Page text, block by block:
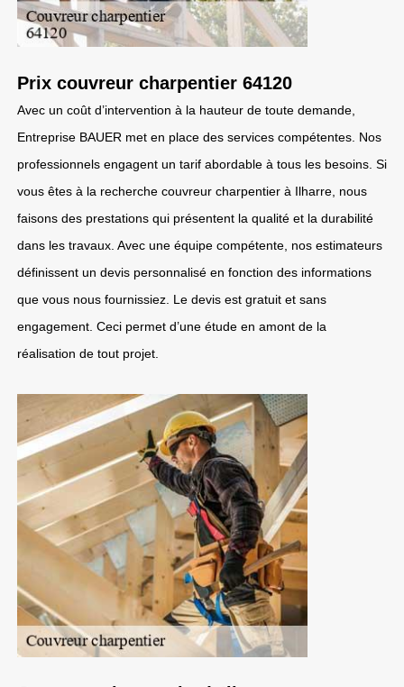
Prix couvreur charpentier 64120
Avec un coût d’intervention à la hauteur de toute demande,
Entreprise BAUER met en place des services compétentes. Nos
professionnels engagent un tarif abordable à tous les besoins. Si
vous êtes à la recherche couvreur charpentier à Ilharre, nous
faisons des prestations qui présentent la qualité et la durabilité
dans les travaux. Avec une équipe compétente, nos estimateurs
définissent un devis personnalisé en fonction des informations
que vous nous fournissiez. Le devis est gratuit et sans
engagement. Ceci permet d’une étude en amont de la
réalisation de tout projet.